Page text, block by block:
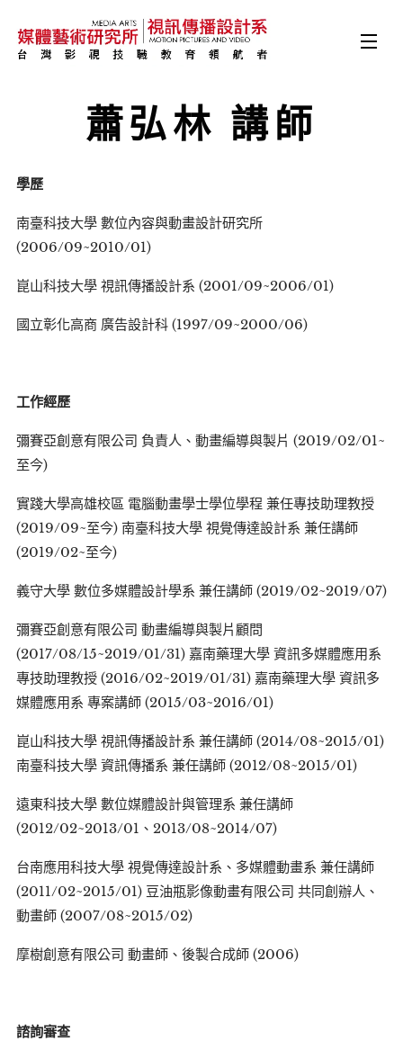
蕭弘林 講師
學歷
南臺科技大學 數位內容與動畫設計研究所
(2006/09~2010/01)
崑山科技大學 視訊傳播設計系 (2001/09~2006/01)
國立彰化高商 廣告設計科 (1997/09~2000/06)
工作經歷
彌賽亞創意有限公司 負責人、動畫編導與製片 (2019/02/01~
至今)
實踐大學高雄校區 電腦動畫學士學位學程 兼任專技助理教授
(2019/09~至今) 南臺科技大學 視覺傳達設計系 兼任講師
(2019/02~至今)
義守大學 數位多媒體設計學系 兼任講師 (2019/02~2019/07)
彌賽亞創意有限公司 動畫編導與製片顧問
(2017/08/15~2019/01/31) 嘉南藥理大學 資訊多媒體應用系
專技助理教授 (2016/02~2019/01/31) 嘉南藥理大學 資訊多
媒體應用系 專案講師 (2015/03~2016/01)
崑山科技大學 視訊傳播設計系 兼任講師 (2014/08~2015/01)
南臺科技大學 資訊傳播系 兼任講師 (2012/08~2015/01)
遠東科技大學 數位媒體設計與管理系 兼任講師
(2012/02~2013/01、2013/08~2014/07)
台南應用科技大學 視覺傳達設計系、多媒體動畫系 兼任講師
(2011/02~2015/01) 豆油瓶影像動畫有限公司 共同創辦人、
動畫師 (2007/08~2015/02)
摩樹創意有限公司 動畫師、後製合成師 (2006)
諮詢審查